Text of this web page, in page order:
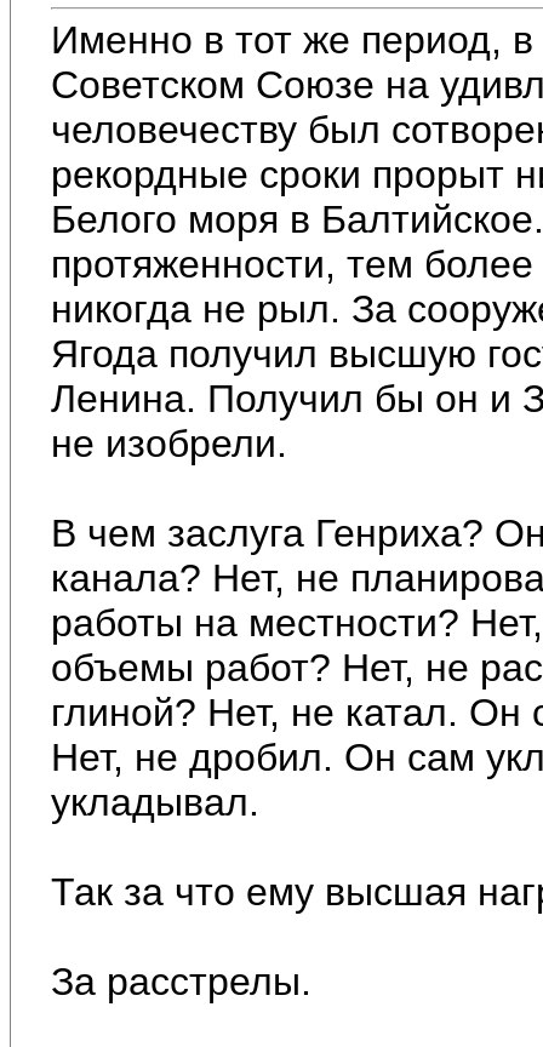
Именно в тот же период,
Советском Союзе на
человечеству был
рекордные сроки прорыт
Белого моря в
протяженности, тем
никогда не рыл. За
Ягода получил высшую
Ленина. Получил бы он и
не изобрели.
В чем заслуга Генриха?
канала? Нет, не
работы на местности?
объемы работ? Нет, не
глиной? Нет, не катал.
Нет, не дробил. Он сам
укладывал.
Так за что ему высшая
За расстрелы.